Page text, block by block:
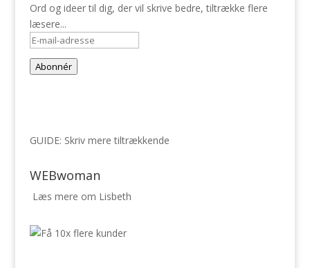
Ord og ideer til dig, der vil skrive bedre, tiltrække flere
læsere...
E-
mail-
adresse
Abonnér
GUIDE: Skriv mere tiltrækkende
WEBwoman
Læs mere om Lisbeth